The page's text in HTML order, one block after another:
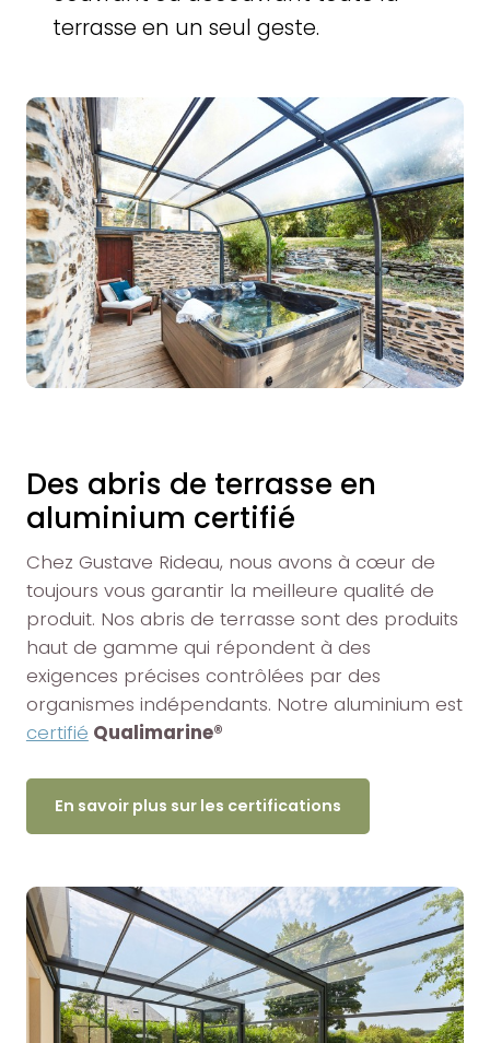
terrasse en un seul geste.
Des abris de terrasse en
aluminium certifié
Chez Gustave Rideau, nous avons à cœur de
toujours vous garantir la meilleure qualité de
produit. Nos abris de terrasse sont des produits
haut de gamme qui répondent à des
exigences précises contrôlées par des
organismes indépendants. Notre aluminium est
certifié Qualimarine®
En savoir plus sur les certifications